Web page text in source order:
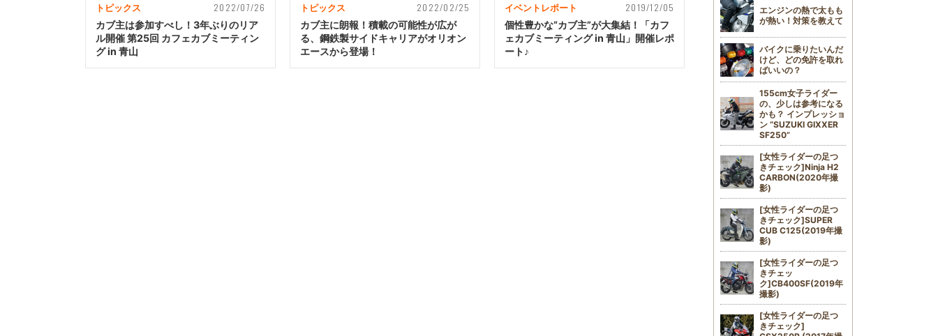
トピックス 2022/07/26
カブ主は参加すべし！3年ぶりのリア
ル開催 第25回 カフェカブミーティン
グ in 青山
トピックス 2022/02/25
カブ主に朗報！積載の可能性が広が
る、鋼鉄製サイドキャリアがオリオン
エースから登場！
イベントレポート 2019/12/05
個性豊かな“カブ主”が大集結！「カフ
ェカブミーティング in 青山」開催レポ
ート♪
エンジンの熱で太もも
が熱い！対策を教えて
バイクに乗りたいんだ
けど、どの免許を取れ
ばいいの？
155cm女子ライダー
の、少しは参考になる
かも？ インプレッショ
ン “SUZUKI GIXXER
SF250”
[女性ライダーの足つ
きチェック]Ninja H2
CARBON(2020年撮
影)
[女性ライダーの足つ
きチェック]SUPER
CUB C125(2019年撮
影)
[女性ライダーの足つ
きチェッ
ク]CB400SF(2019年
撮影)
[女性ライダーの足つ
きチェック]